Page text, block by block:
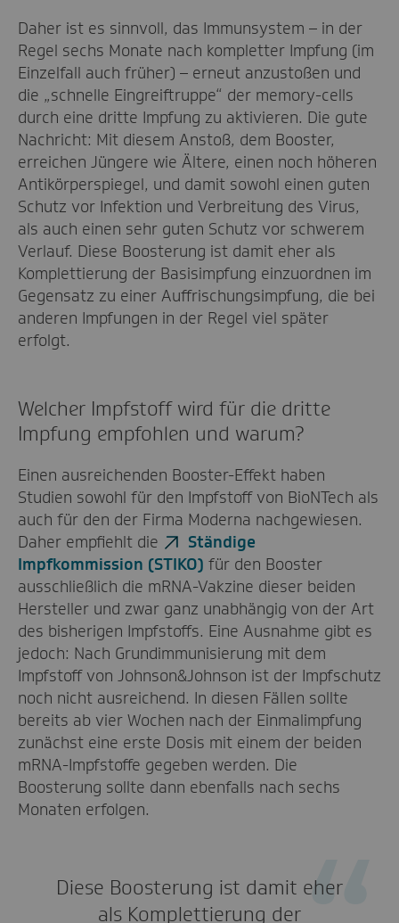
Daher ist es sinnvoll, das Immunsystem – in der
Regel sechs Monate nach kompletter Impfung (im
Einzelfall auch früher) – erneut anzustoßen und
die „schnelle Eingreiftruppe“ der memory-cells
durch eine dritte Impfung zu aktivieren. Die gute
Nachricht: Mit diesem Anstoß, dem Booster,
erreichen Jüngere wie Ältere, einen noch höheren
Antikörperspiegel, und damit sowohl einen guten
Schutz vor Infektion und Verbreitung des Virus,
als auch einen sehr guten Schutz vor schwerem
Verlauf. Diese Boosterung ist damit eher als
Komplettierung der Basisimpfung einzuordnen im
Gegensatz zu einer Auffrischungsimpfung, die bei
anderen Impfungen in der Regel viel später
erfolgt.
Welcher Impfstoff wird für die dritte
Impfung empfohlen und warum?
Einen ausreichenden Booster-Effekt haben
Studien sowohl für den Impfstoff von BioNTech als
auch für den der Firma Moderna nachgewiesen.
Daher empfiehlt die
Ständige
Impfkommission (STIKO) für den Booster
ausschließlich die mRNA-Vakzine dieser beiden
Hersteller und zwar ganz unabhängig von der Art
des bisherigen Impfstoffs. Eine Ausnahme gibt es
jedoch: Nach Grundimmunisierung mit dem
Impfstoff von Johnson&Johnson ist der Impfschutz
noch nicht ausreichend. In diesen Fällen sollte
bereits ab vier Wochen nach der Einmalimpfung
zunächst eine erste Dosis mit einem der beiden
mRNA-Impfstoffe gegeben werden. Die
Boosterung sollte dann ebenfalls nach sechs
Monaten erfolgen.
Diese Boosterung ist damit eher
als Komplettierung der